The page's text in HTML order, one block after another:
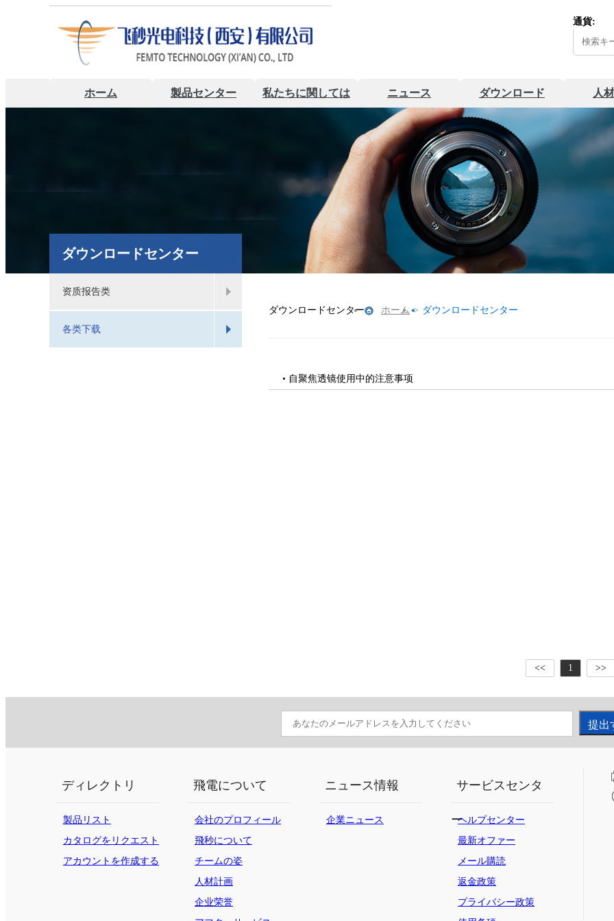
通貨:
ホーム 製品センター 私たちに関しては ニュース ダウンロード 人
ダウンロードセンター
资质报告类
各类下载
ダウンロードセンター ホーム > ダウンロードセンター
• 自聚焦透镜使用中的注意事项
<< 1 >>
ディレクトリ
製品リスト
カタログをリクエスト
する
アカウントを作成する
飛電について
会社のプロフィール
飛秒について
チームの姿
人材計画
企业荣誉
ニュース情報
企業ニュース
サービスセンタ
ーヘルプセンター
最新オファー
メール購読
返金政策
プライバシー政策